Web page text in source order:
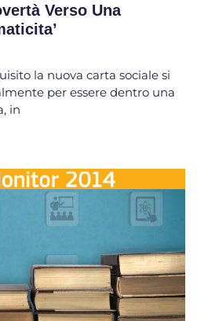
Verso Una
la nuova carta sociale si
per essere dentro una
in